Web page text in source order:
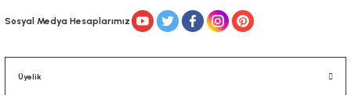
Sosyal Medya Hesaplarımız
Üyelik